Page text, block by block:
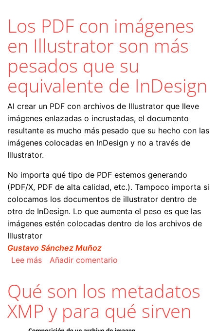
Los PDF con imágenes
en Illustrator son más
pesados que su
equivalente de InDesign
Al crear un PDF con archivos de Illustrator que lleve
imágenes enlazadas o incrustadas, el documento
resultante es mucho más pesado que su hecho con las
imágenes colocadas en InDesign y no a través de
Illustrator.
No importa qué tipo de PDF estemos generando
(PDF/X, PDF de alta calidad, etc.). Tampoco importa si
colocamos los documentos de illustrator dentro de
otro de InDesign. Lo que aumenta el peso es que las
imágenes estén colocadas dentro de los archivos de
Illustrator
Gustavo Sánchez Muñoz
Lee mássobre Los PDF con imágenes en Illustrator
Añadir comentario
Qué son los metadatos
XMP y para qué sirven